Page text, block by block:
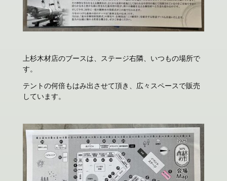
上杉木材店のブースは、ステージ右隣、いつもの場所で
す。
テントの何倍もはみ出させて頂き、広々スペースで販売
しています。